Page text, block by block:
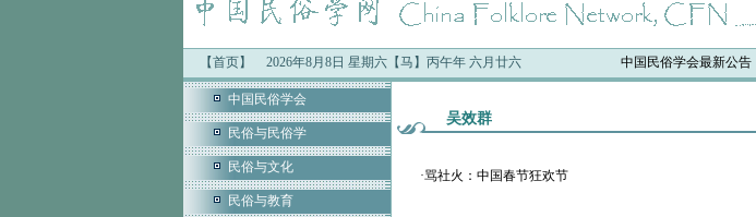
【首页】 2026年8月8日 星期六【马】丙午年 六月廿六 中国民俗学会最新公告：
中国民俗学会
民俗与民俗学
民俗与文化
民俗与教育
吴效群
·骂社火：中国春节狂欢节